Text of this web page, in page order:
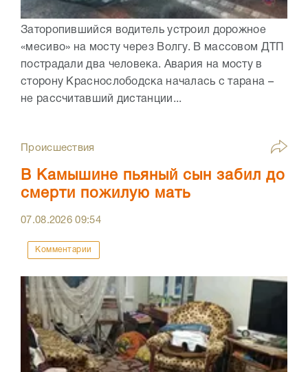
Заторопившийся водитель устроил дорожное
«месиво» на мосту через Волгу. В массовом ДТП
пострадали два человека. Авария на мосту в
сторону Краснослободска началась с тарана –
не рассчитавший дистанции...
Происшествия
В Камышине пьяный сын забил до
смерти пожилую мать
07.08.202609:54
Комментарии